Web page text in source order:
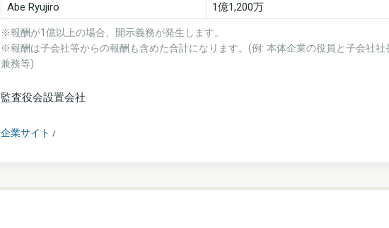
Abe Ryujiro
1億1,200万
※報酬が1億以上の場合、開示義務が発生します。
※報酬は子会社等からの報酬も含めた合計になります。(例: 本体企業の役員と子会社社
兼務等)
監査役会設置会社
企業サイト /